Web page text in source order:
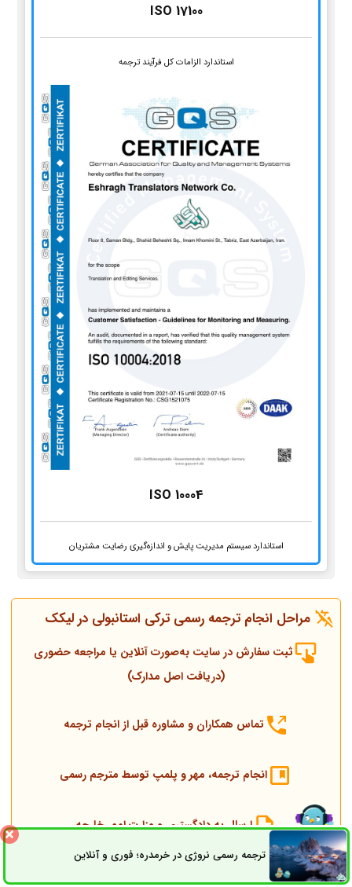
ISO 17100
استاندارد الزامات کل فرآیند ترجمه
ISO 10004
استاندارد سیستم مدیریت پایش و اندازه‌گیری رضایت مشتریان
مراحل انجام ترجمه رسمی ترکی استانبولی در لیکک
ثبت سفارش در سایت به‌صورت آنلاین یا مراجعه حضوری
(دریافت اصل مدارک)
تماس همکاران و مشاوره قبل از انجام ترجمه
انجام ترجمه، مهر و پلمپ توسط مترجم رسمی
ارسال به دادگستری و وزارت امور خارجه
ترجمه رسمی نروژی در خرمدره؛ فوری و آنلاینثبت سفارش راه های ارتباطی